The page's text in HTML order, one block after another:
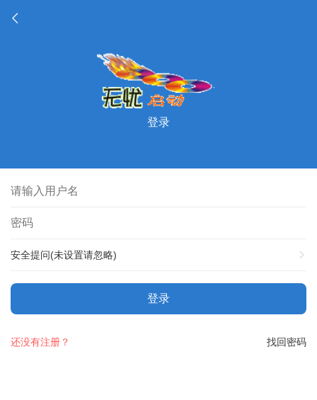
登录
安全提问(未设置请忽略)
登录
找回密码
还没有注册？